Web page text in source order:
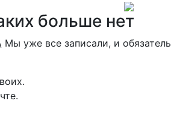
больше нет
уже все записали, и